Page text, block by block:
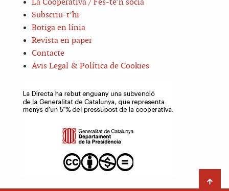
La Cooperativa / Fes-te’n sòcia
Subscriu-t’hi
Botiga en línia
Revista en paper
Contacte
Avis Legal & Política de Cookies